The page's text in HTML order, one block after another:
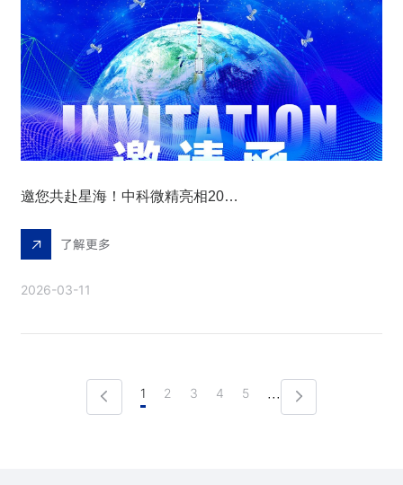
2026-03-11
邀您共赴星海！中科微精亮相2026上海商业航天展览会
了解更多
1 2 3 4 5 ···